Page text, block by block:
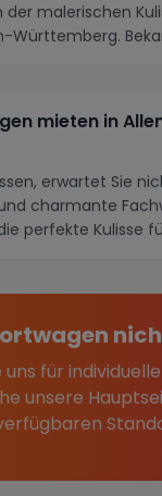
der malerischen
Württemberg.
mieten in
erwartet Sie
charmante
perfekte Kulisse
für
unsere